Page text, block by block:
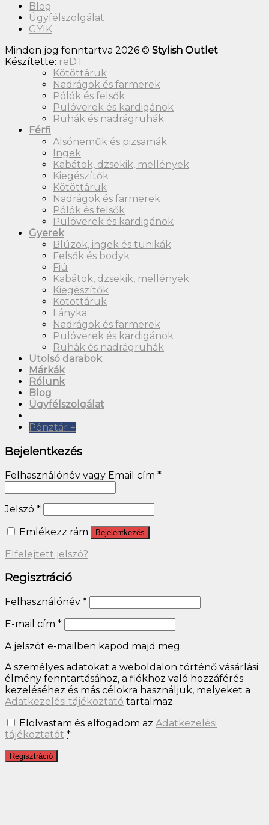
Blog
Ügyfélszolgálat
GYIK
Minden jog fenntartva 2026 © Stylish Outlet
Készítette: reDT
Kötöttáruk
Nadrágok és farmerek
Pólók és felsők
Pulóverek és kardigánok
Ruhák és nadrágruhák
Férfi
Alsóneműk és pizsamák
Ingek
Kabátok, dzsekik, mellények
Kiegészítők
Kötöttáruk
Nadrágok és farmerek
Pólók és felsők
Pulóverek és kardigánok
Gyerek
Blúzok, ingek és tunikák
Felsők és bodyk
Fiú
Kabátok, dzsekik, mellények
Kiegészítők
Kötöttáruk
Lányka
Nadrágok és farmerek
Pulóverek és kardigánok
Ruhák és nadrágruhák
Utolsó darabok
Márkák
Rólunk
Blog
Ügyfélszolgálat
Pénztár +
Bejelentkezés
Felhasználónév vagy Email cím *
Jelszó *
Emlékezz rám
Bejelentkezés
Elfelejtett jelszó?
Regisztráció
Felhasználónév *
E-mail cím *
A jelszót e-mailben kapod majd meg.
A személyes adatokat a weboldalon történő vásárlási
élmény fenntartásához, a fiókhoz való hozzáférés
kezeléséhez és más célokra használjuk, melyeket a
Adatkezelési tájékoztató tartalmaz.
Elolvastam és elfogadom az Adatkezelési
tájékoztatót *
Regisztráció